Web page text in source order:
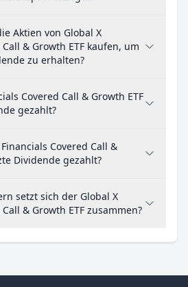
Aktien von Global X
& Growth ETF kaufen, um
zu erhalten?
Covered Call & Growth ETF
gezahlt?
Covered Call &
Dividende gezahlt?
setzt sich der Global X
& Growth ETF zusammen?